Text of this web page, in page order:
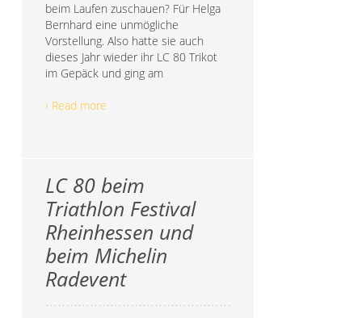
beim Laufen zuschauen? Für Helga
Bernhard eine unmögliche
Vorstellung. Also hatte sie auch
dieses Jahr wieder ihr LC 80 Trikot
im Gepäck und ging am
› Read more
LC 80 beim
Triathlon Festival
Rheinhessen und
beim Michelin
Radevent